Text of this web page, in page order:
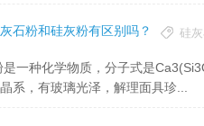
石粉和硅灰粉有区别吗？ 硅
系，有玻璃光泽，解理面具珍...